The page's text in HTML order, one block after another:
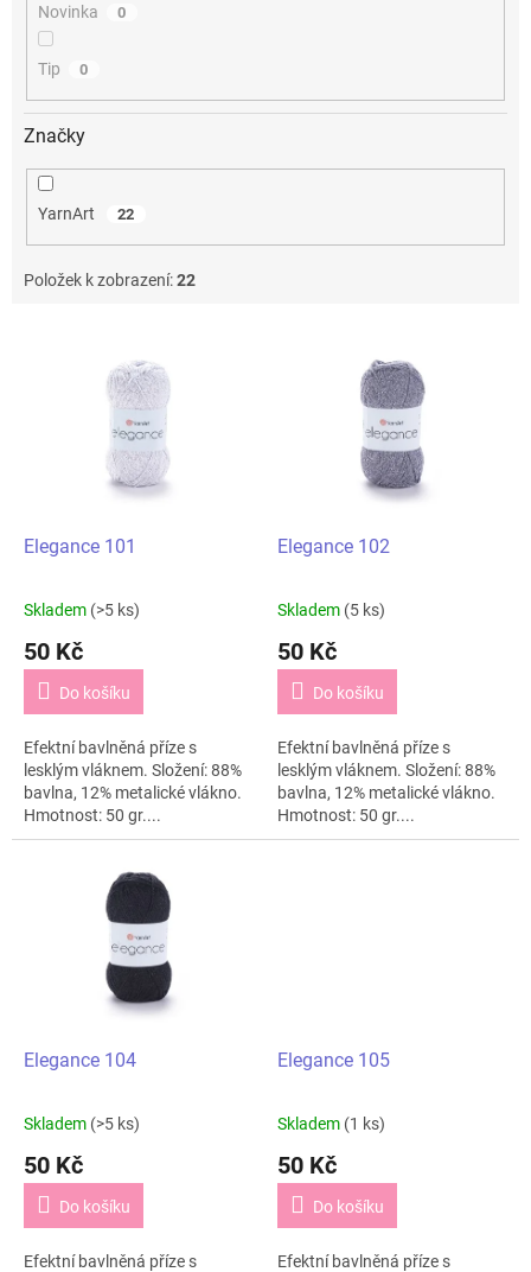
Novinka 0
Tip 0
Značky
YarnArt 22
Položek k zobrazení:22
Elegance 101
Skladem (>5 ks)
50 Kč
Do košíku
Efektní bavlněná příze s
lesklým vláknem. Složení: 88%
bavlna, 12% metalické vlákno.
Hmotnost: 50 gr....
Elegance 102
Skladem (5 ks)
50 Kč
Do košíku
Efektní bavlněná příze s
lesklým vláknem. Složení: 88%
bavlna, 12% metalické vlákno.
Hmotnost: 50 gr....
Elegance 104
Skladem (>5 ks)
50 Kč
Do košíku
Efektní bavlněná příze s
Elegance 105
Skladem (1 ks)
50 Kč
Do košíku
Efektní bavlněná příze s